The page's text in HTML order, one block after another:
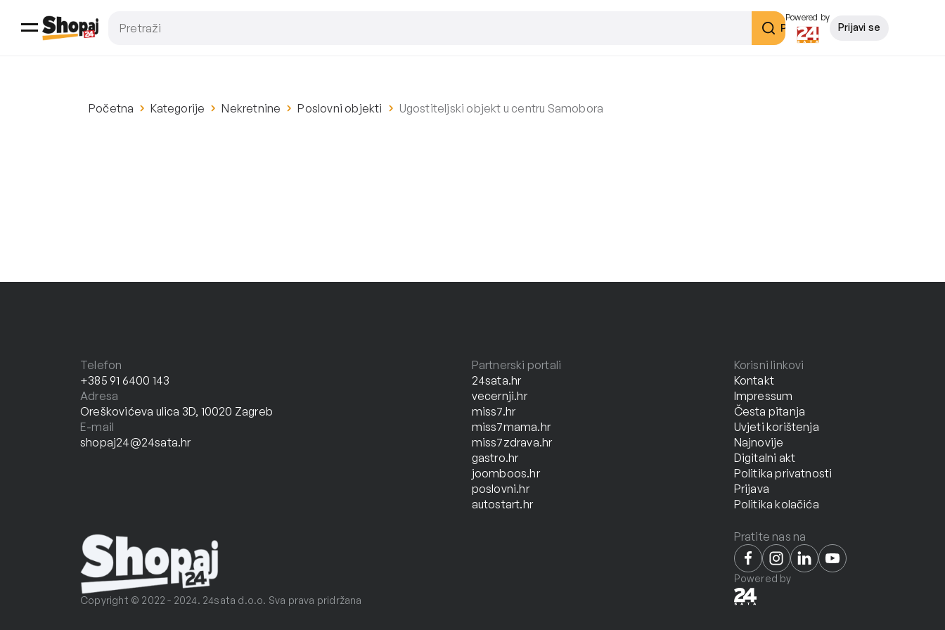
Pretraži
Powered by
Prijavi se
Početna Kategorije Nekretnine Poslovni objekti Ugostiteljski objekt u centru Samobora
Telefon
+385 91 6400 143
Adresa
Oreškovićeva ulica 3D, 10020 Zagreb
E-mail
shopaj24@24sata.hr
Copyright © 2022 - 2024. 24sata d.o.o. Sva prava pridržana
Partnerski portali
24sata.hr
vecernji.hr
miss7.hr
miss7mama.hr
miss7zdrava.hr
gastro.hr
joomboos.hr
poslovni.hr
autostart.hr
Korisni linkovi
Kontakt
Impressum
Česta pitanja
Uvjeti korištenja
Najnovije
Digitalni akt
Politika privatnosti
Prijava
Politika kolačića
Pratite nas na
Powered by